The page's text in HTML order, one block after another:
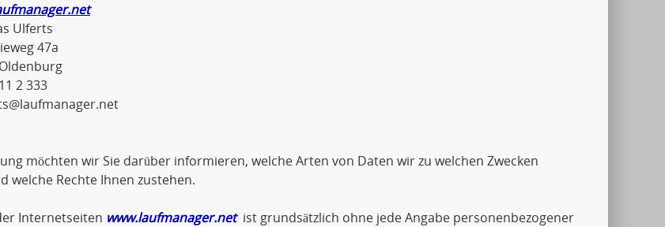
47a
333
möchten wir Sie darüber informieren, welche Arten von Daten wir zu welchen Zwecken
welche Rechte Ihnen zustehen.
Internetseiten www.laufmanager.netist grundsätzlich ohne jede Angabe personenbezogener